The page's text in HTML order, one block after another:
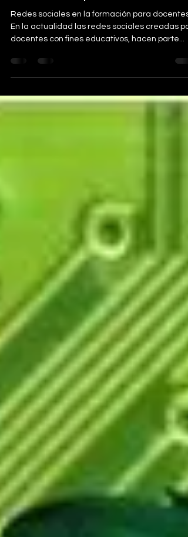
Redes sociales en la
formación para docentes
En la actualidad las redes sociales creadas por
docentes con fines educativos, hacen parte...